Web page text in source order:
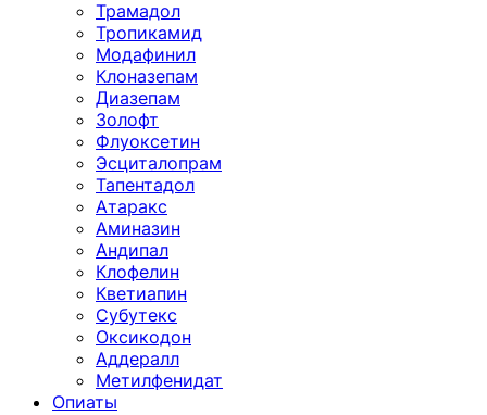
Трамадол
Тропикамид
Модафинил
Клоназепам
Диазепам
Золофт
Флуоксетин
Эсциталопрам
Тапентадол
Атаракс
Аминазин
Андипал
Клофелин
Кветиапин
Субутекс
Оксикодон
Аддералл
Метилфенидат
Опиаты